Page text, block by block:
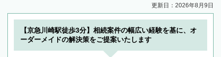
更新日：2026年8月9日
【京急川崎駅徒歩3分】相続案件の幅広い経験を基に、オ
ーダーメイドの解決策をご提案いたします